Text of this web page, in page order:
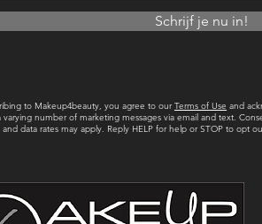
Schrijf je nu in!
to Makeup4beauty, you agree to ourTerms of Use and
varying number of marketing messages via email and text.
and data rates may apply. Reply HELP for help or STOP to opt